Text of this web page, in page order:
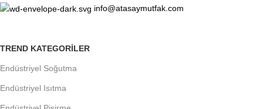
info@atasaymutfak.com
TREND KATEGORILER
Endüstriyel Soğutma
Endüstriyel Isıtma